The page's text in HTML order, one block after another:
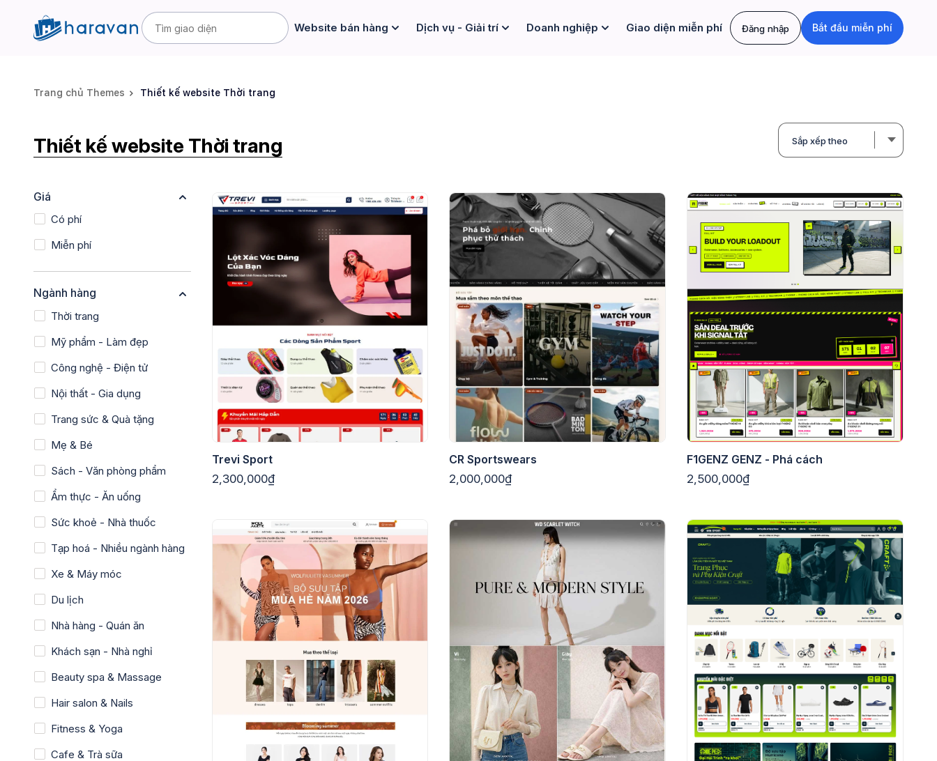
Website bán hàng Dịch vụ - Giải trí Doanh nghiệp Giao diện miễn phí Đăng nhập Bắt đầu miễn phí
Trang chủ Themes Thiết kế website Thời trang
Thiết kế website Thời trang Sắp xếp theo
Giá
Có phí
Miễn phí
Ngành hàng
Thời trang
Mỹ phẩm - Làm đẹp
Công nghệ - Điện tử
Nội thất - Gia dụng
Trang sức & Quà tặng
Mẹ & Bé
Sách - Văn phòng phẩm
Ẩm thực - Ăn uống
Sức khoẻ - Nhà thuốc
Tạp hoá - Nhiều ngành hàng
Xe & Máy móc
Du lịch
Nhà hàng - Quán ăn
Khách sạn - Nhà nghỉ
Beauty spa & Massage
Hair salon & Nails
Fitness & Yoga
Cafe & Trà sữa
Trevi Sport
2,300,000₫
CR Sportswears
2,000,000₫
F1GENZ GENZ - Phá cách
2,500,000₫